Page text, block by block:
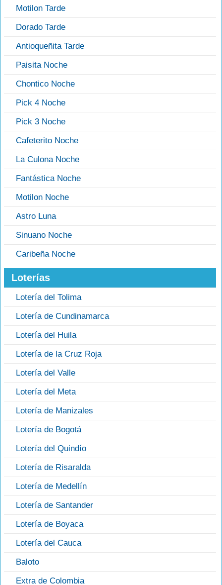
Motilon Tarde
Dorado Tarde
Antioqueñita Tarde
Paisita Noche
Chontico Noche
Pick 4 Noche
Pick 3 Noche
Cafeterito Noche
La Culona Noche
Fantástica Noche
Motilon Noche
Astro Luna
Sinuano Noche
Caribeña Noche
Loterías
Lotería del Tolima
Lotería de Cundinamarca
Lotería del Huila
Lotería de la Cruz Roja
Lotería del Valle
Lotería del Meta
Lotería de Manizales
Lotería de Bogotá
Lotería del Quindío
Lotería de Risaralda
Lotería de Medellín
Lotería de Santander
Lotería de Boyaca
Lotería del Cauca
Baloto
Extra de Colombia